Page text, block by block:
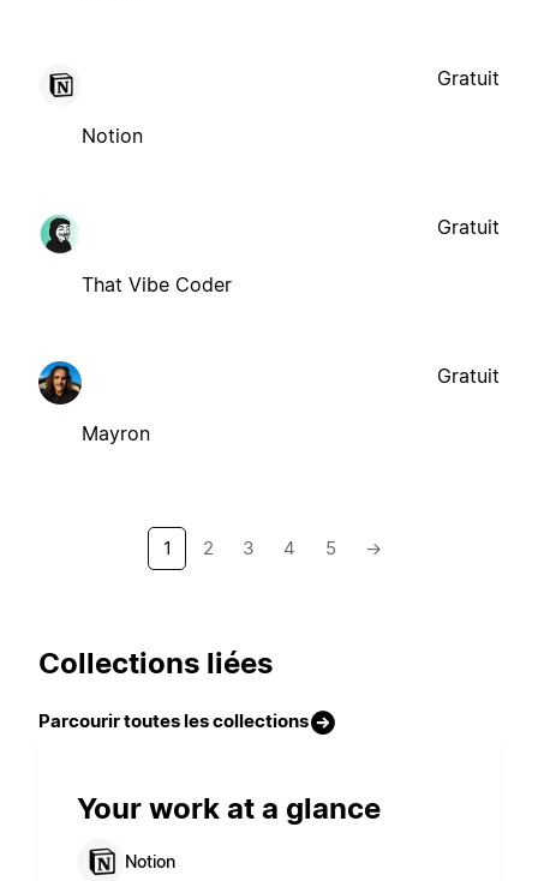
Notion
Gratuit
That Vibe Coder
Gratuit
Mayron
Gratuit
1 2 3 4 5 →
Collections liées
Parcourir toutes les collections
Your work at a glance
Notion